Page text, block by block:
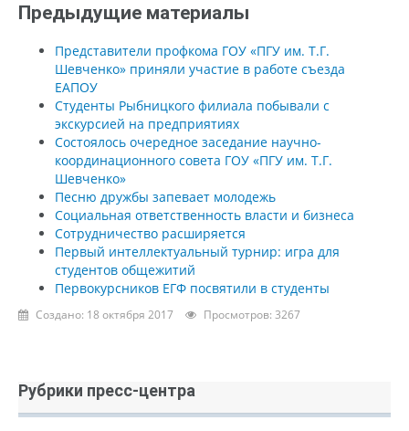
Предыдущие материалы
Представители профкома ГОУ «ПГУ им. Т.Г.
Шевченко» приняли участие в работе съезда
ЕАПОУ
Студенты Рыбницкого филиала побывали с
экскурсией на предприятиях
Состоялось очередное заседание научно-
координационного совета ГОУ «ПГУ им. Т.Г.
Шевченко»
Песню дружбы запевает молодежь
Социальная ответственность власти и бизнеса
Сотрудничество расширяется
Первый интеллектуальный турнир: игра для
студентов общежитий
Первокурсников ЕГФ посвятили в студенты
Создано: 18 октября 2017 Просмотров: 3267
Рубрики пресс-центра